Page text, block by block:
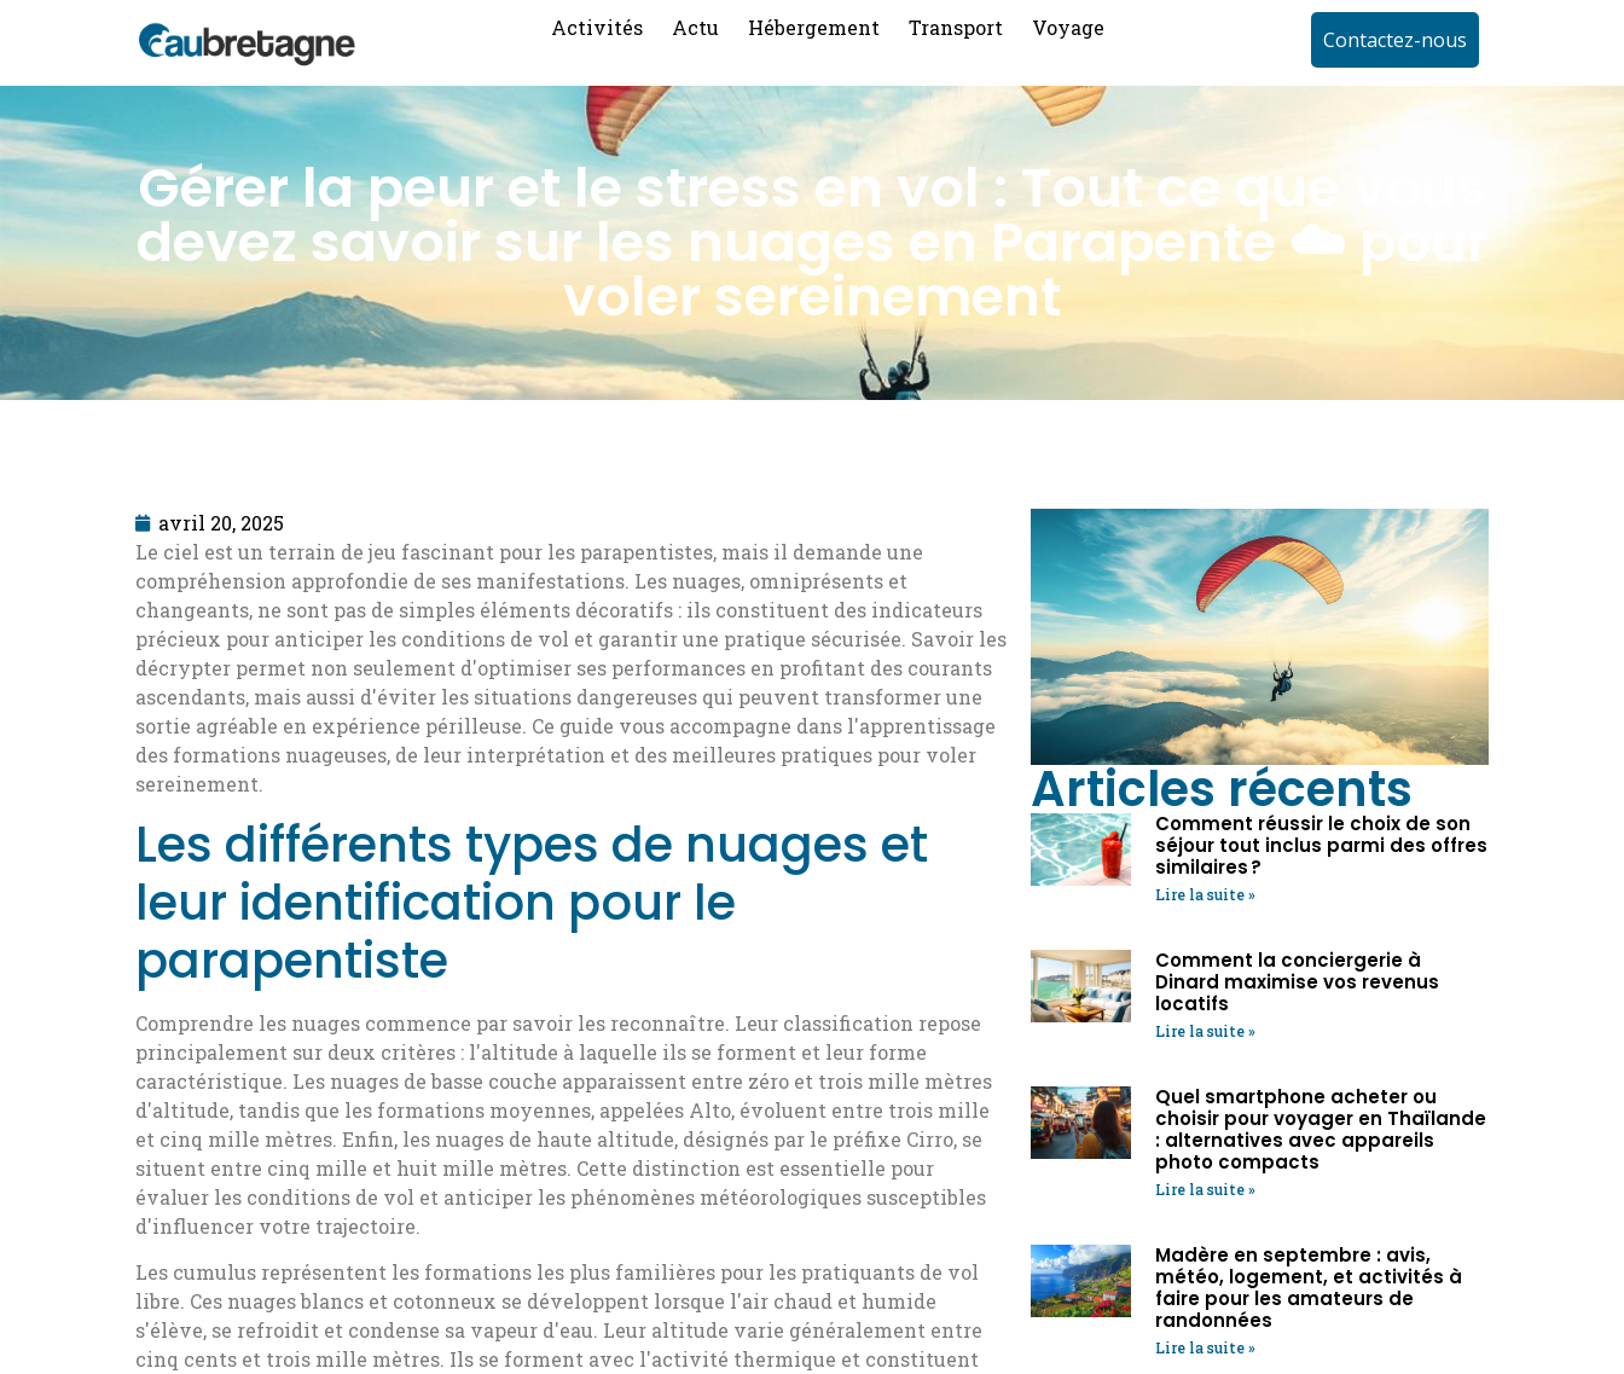
Activités Actu Hébergement Transport Voyage Contactez-nous
Gérer la peur et le stress en vol : Tout ce que vous
devez savoir sur les nuages en Parapente ☁️ pour
voler sereinement
avril 20, 2025
Le ciel est un terrain de jeu fascinant pour les parapentistes, mais il demande une
compréhension approfondie de ses manifestations. Les nuages, omniprésents et
changeants, ne sont pas de simples éléments décoratifs : ils constituent des indicateurs
précieux pour anticiper les conditions de vol et garantir une pratique sécurisée. Savoir les
décrypter permet non seulement d'optimiser ses performances en profitant des courants
ascendants, mais aussi d'éviter les situations dangereuses qui peuvent transformer une
sortie agréable en expérience périlleuse. Ce guide vous accompagne dans l'apprentissage
des formations nuageuses, de leur interprétation et des meilleures pratiques pour voler
sereinement.
Les différents types de nuages et
leur identification pour le
parapentiste
Comprendre les nuages commence par savoir les reconnaître. Leur classification repose
principalement sur deux critères : l'altitude à laquelle ils se forment et leur forme
caractéristique. Les nuages de basse couche apparaissent entre zéro et trois mille mètres
d'altitude, tandis que les formations moyennes, appelées Alto, évoluent entre trois mille
et cinq mille mètres. Enfin, les nuages de haute altitude, désignés par le préfixe Cirro, se
situent entre cinq mille et huit mille mètres. Cette distinction est essentielle pour
évaluer les conditions de vol et anticiper les phénomènes météorologiques susceptibles
d'influencer votre trajectoire.
Les cumulus représentent les formations les plus familières pour les pratiquants de vol
libre. Ces nuages blancs et cotonneux se développent lorsque l'air chaud et humide
s'élève, se refroidit et condense sa vapeur d'eau. Leur altitude varie généralement entre
cinq cents et trois mille mètres. Ils se forment avec l'activité thermique et constituent
Articles récents
Comment réussir le choix de son
séjour tout inclus parmi des offres
similaires ?
Lire la suite »
Comment la conciergerie à
Dinard maximise vos revenus
locatifs
Lire la suite »
Quel smartphone acheter ou
choisir pour voyager en Thaïlande
: alternatives avec appareils
photo compacts
Lire la suite »
Madère en septembre : avis,
météo, logement, et activités à
faire pour les amateurs de
randonnées
Lire la suite »